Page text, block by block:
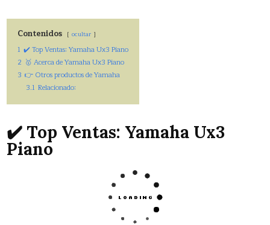
Contenidos ocultar
1 ✔️ Top Ventas: Yamaha Ux3 Piano
2 🥇 Acerca de Yamaha Ux3 Piano
3 👉 Otros productos de Yamaha
3.1 Relacionado:
✔️ Top Ventas: Yamaha Ux3
Piano